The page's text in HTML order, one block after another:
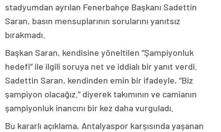
stadyumdan ayrılan Fenerbahçe Başkanı Sadettin
Saran, basın mensuplarının sorularını yanıtsız
bırakmadı.
Başkan Saran, kendisine yöneltilen “Şampiyonluk
hedefi” ile ilgili soruya net ve iddialı bir yanıt verdi.
Sadettin Saran, kendinden emin bir ifadeyle, “Biz
şampiyon olacağız.” diyerek takımının ve camianın
şampiyonluk inancını bir kez daha vurguladı.
Bu kararlı açıklama, Antalyaspor karşısında yaşanan